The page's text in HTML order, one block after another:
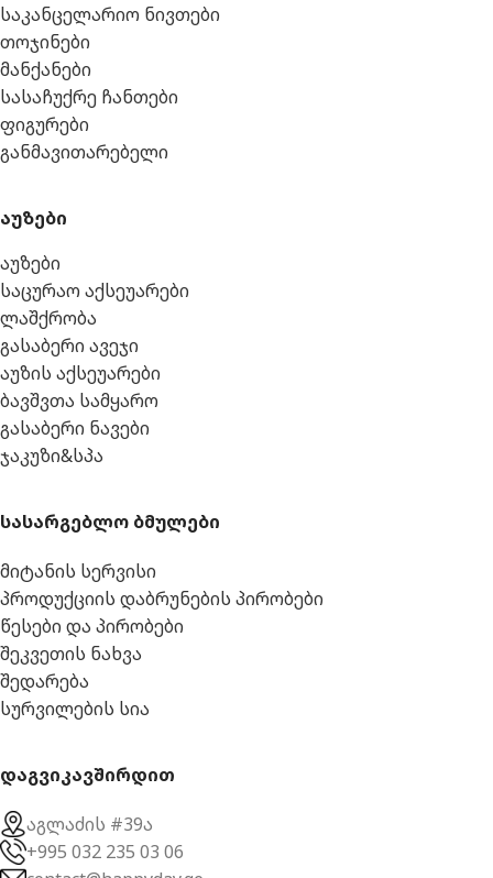
საკანცელარიო ნივთები
თოჯინები
მანქანები
სასაჩუქრე ჩანთები
ფიგურები
განმავითარებელი
აუზები
აუზები
საცურაო აქსეუარები
ლაშქრობა
გასაბერი ავეჯი
აუზის აქსეუარები
ბავშვთა სამყარო
გასაბერი ნავები
ჯაკუზი&სპა
სასარგებლო ბმულები
მიტანის სერვისი
პროდუქციის დაბრუნების პირობები
წესები და პირობები
შეკვეთის ნახვა
შედარება
სურვილების სია
დაგვიკავშირდით
აგლაძის #39ა
+995 032 235 03 06